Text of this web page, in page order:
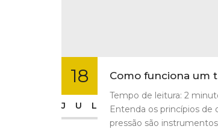
18
JUL
Como funciona um
Tempo de leitura: 2
Entenda os princípios de
pressão são